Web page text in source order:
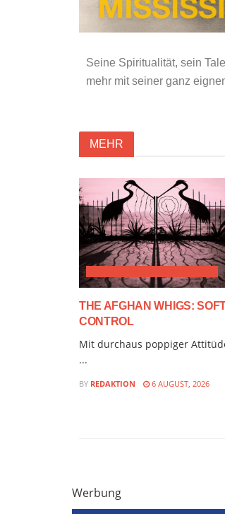
Seine Spiritualität, sein
mehr mit seiner ganz
MEHR
THE AFGHAN WHIGS:
CONTROL
Mit durchaus poppiger
...
BY REDAKTION 6 AUGUST, 2026
Werbung